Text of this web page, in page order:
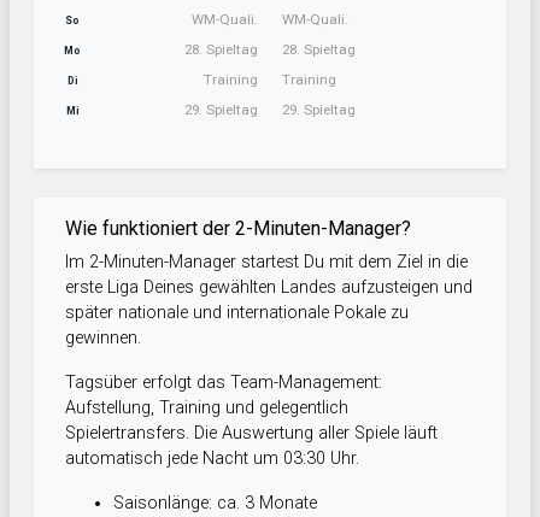
So WM-Quali.
Mo 28. Spieltag
Di Training
Mi 29. Spieltag
WM-Quali.
28. Spieltag
Training
29. Spieltag
Wie funktioniert der 2-Minuten-Manager?
Im 2-Minuten-Manager startest Du mit dem Ziel in die
erste Liga Deines gewählten Landes aufzusteigen und
später nationale und internationale Pokale zu
gewinnen.
Tagsüber erfolgt das Team-Management:
Aufstellung, Training und gelegentlich
Spielertransfers. Die Auswertung aller Spiele läuft
automatisch jede Nacht um 03:30 Uhr.
Saisonlänge: ca. 3 Monate